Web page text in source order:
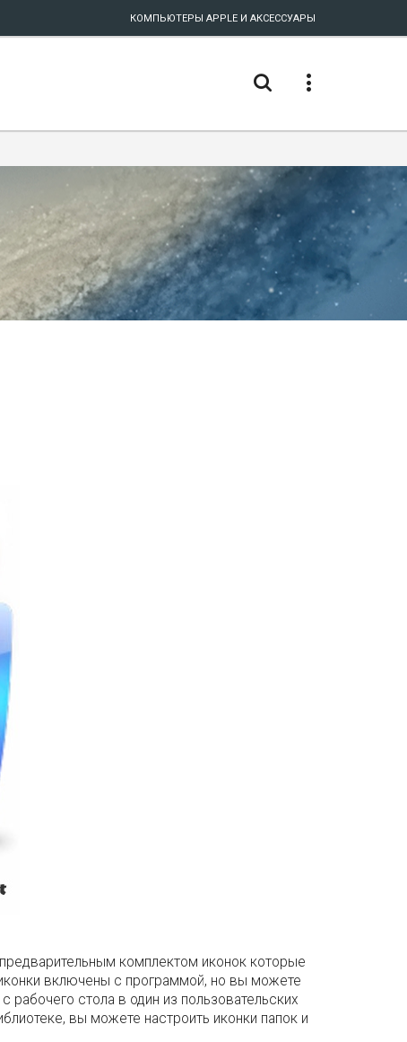
КОМПЬЮТЕРЫ APPLE И АКСЕССУАРЫ
комплектом иконок которые
включены с программой, но вы можете
стола в один из пользовательских
вы можете настроить иконки папок и